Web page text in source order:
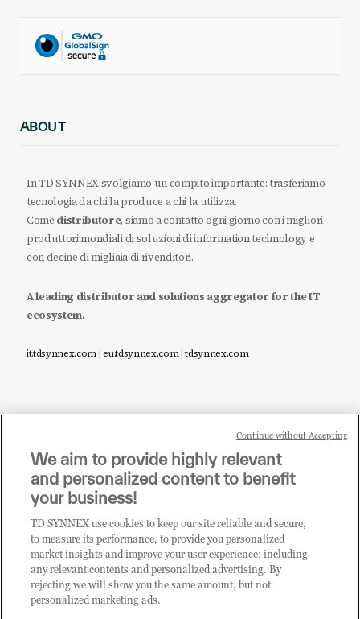
ABOUT
In TD SYNNEX svolgiamo un compito importante: trasferiamo
tecnologia da chi la produce a chi la utilizza.
Come distributore, siamo a contatto ogni giorno con i migliori
produttori mondiali di soluzioni di information technology e
con decine di migliaia di rivenditori.
A leading distributor and solutions aggregator for the IT
ecosystem.
it.tdsynnex.com|eu.tdsynnex.com|tdsynnex.com
Sei un rivenditore di tecnologia e desideri acquistare
i prodotti o le soluzioni trattate sul blog?
CLICCA QUI E DIVENTA
CLIENTE TD SYNNEX
We aim to provide highly relevant
and personalized content to benefit
your business!
TD SYNNEX use cookies to keep our site reliable and secure,
to measure its performance, to provide you personalized
market insights and improve your user experience; including
any relevant contents and personalized advertising. By
rejecting we will show you the same amount, but not
personalized marketing ads.
Continue without Accepting